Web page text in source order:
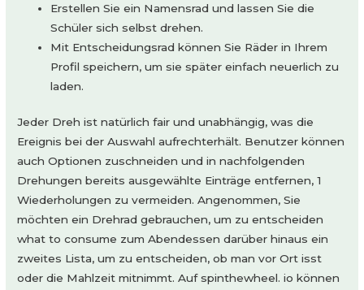
Erstellen Sie ein Namensrad und lassen Sie die
Schüler sich selbst drehen.
Mit Entscheidungsrad können Sie Räder in Ihrem
Profil speichern, um sie später einfach neuerlich zu
laden.
Jeder Dreh ist natürlich fair und unabhängig, was die
Ereignis bei der Auswahl aufrechterhält. Benutzer können
auch Optionen zuschneiden und in nachfolgenden
Drehungen bereits ausgewählte Einträge entfernen, 1
Wiederholungen zu vermeiden. Angenommen, Sie
möchten ein Drehrad gebrauchen, um zu entscheiden
what to consume zum Abendessen darüber hinaus ein
zweites Lista, um zu entscheiden, ob man vor Ort isst
oder die Mahlzeit mitnimmt. Auf spinthewheel. io können